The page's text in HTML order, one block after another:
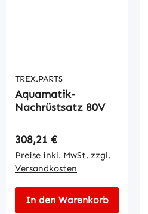
TREX.PARTS
Aquamatik-
Nachrüstsatz 80V
Regulärer Preis:
308,21 €
Preise inkl. MwSt. zzgl.
Versandkosten
In den Warenkorb